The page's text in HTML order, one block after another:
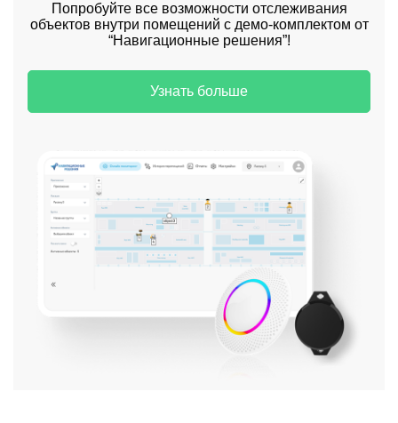
Попробуйте все возможности отслеживания
объектов внутри помещений с демо-комплектом от
“Навигационные решения”!
Узнать больше